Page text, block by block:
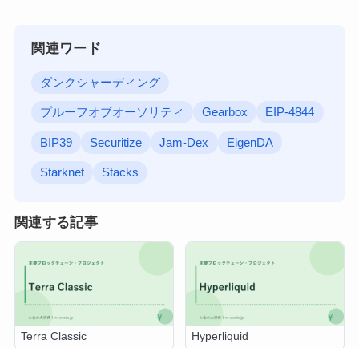
関連ワード
ダンクシャーディング
プルーフオブオーソリティ Gearbox EIP-4844
BIP39 Securitize Jam-Dex EigenDA
Starknet Stacks
関連する記事
Terra Classic Hyperliquid